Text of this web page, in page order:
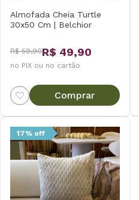
Almofada Cheia Turtle
30x50 Cm | Belchior
R$ 59,90R$ 49,90
no PIX ou no cartão
Comprar
17% off